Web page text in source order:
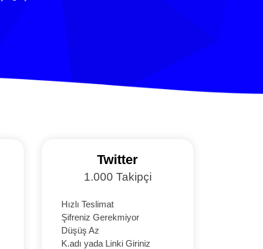
Twitter
1.000 Takipçi
Hızlı Teslimat
Şifreniz Gerekmiyor
Düşüş Az
K.adı yada Linki Giriniz